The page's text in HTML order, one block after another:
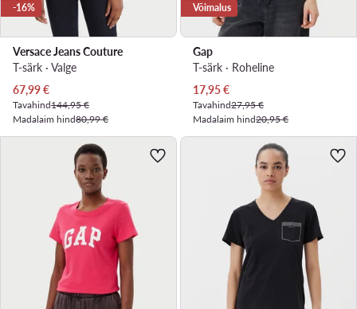
-16%
Versace Jeans Couture
T-särk · Valge
Praegune hind
67,99€
Tavahind144,95 €
Madalaim hind80,99 €
Võimalus
Gap
T-särk · Roheline
Praegune hind
17,95€
Tavahind27,95 €
Madalaim hind20,95 €